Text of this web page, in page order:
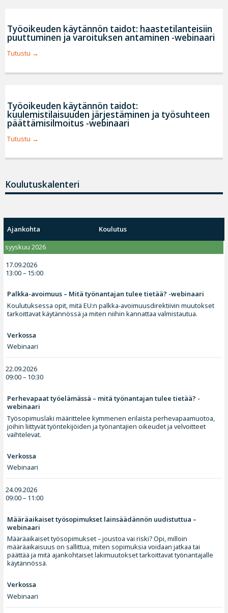
Työoikeuden käytännön taidot: haastetilanteisiin
puuttuminen ja varoituksen antaminen -webinaari
Tutustu
Työoikeuden käytännön taidot:
kuulemistilaisuuden järjestäminen ja työsuhteen
päättämisilmoitus -webinaari
Tutustu
Koulutuskalenteri
Ajankohta
Koulutus
syyskuu 2026
17.09.2026
13:00 – 15:00
Palkka-avoimuus – Mitä työnantajan tulee tietää? -webinaari
Koulutuksessa opit, mitä EU:n palkka-avoimuusdirektiivin muutokset
tarkoittavat käytännössä ja miten niihin kannattaa valmistautua.
Verkossa
Webinaari
22.09.2026
09:00 – 10:30
Perhevapaat työelämässä – mitä työnantajan tulee tietää? -
webinaari
Työsopimuslaki määrittelee kymmenen erilaista perhevapaamuotoa,
joihin liittyvät työntekijöiden ja työnantajien oikeudet ja velvoitteet
vaihtelevat.
Verkossa
Webinaari
24.09.2026
09:00 – 11:00
Määräaikaiset työsopimukset lainsäädännön uudistuttua –
webinaari
Määräaikaiset työsopimukset – joustoa vai riski? Opi, milloin
määräaikaisuus on sallittua, miten sopimuksia voidaan jatkaa tai
päättää ja mitä ajankohtaiset lakimuutokset tarkoittavat työnantajalle
käytännössä.
Verkossa
Webinaari